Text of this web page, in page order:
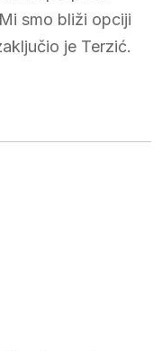
smo bliži opciji
je Terzić.